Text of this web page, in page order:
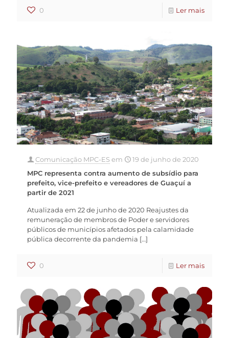
0 Ler mais
Comunicação MPC-ESem
19 de junho de 2020
MPC representa contra aumento de subsídio para
prefeito, vice-prefeito e vereadores de Guaçuí a
partir de 2021
Atualizada em 22 de junho de 2020 Reajustes da
remuneração de membros de Poder e servidores
públicos de municípios afetados pela calamidade
pública decorrente da pandemia […]
0 Ler mais